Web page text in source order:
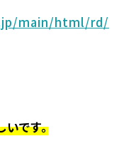
main/html/rd/
です。